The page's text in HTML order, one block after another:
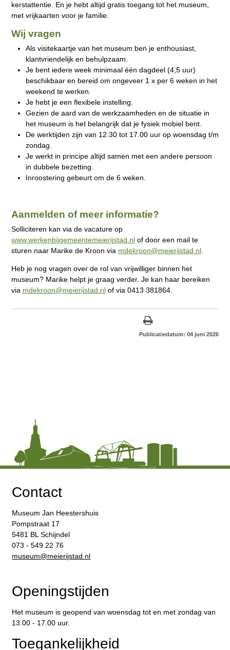
kerstattentie. En je hebt altijd gratis toegang tot het museum,
met vrijkaarten voor je familie.
Wij vragen
Als visitekaartje van het museum ben je enthousiast,
klantvriendelijk en behulpzaam.
Je bent iedere week minimaal één dagdeel (4,5 uur)
beschikbaar en bereid om ongeveer 1 x per 6 weken in het
weekend te werken.
Je hebt je een flexibele instelling.
Gezien de aard van de werkzaamheden en de situatie in
het museum is het belangrijk dat je fysiek mobiel bent.
De werktijden zijn van 12.30 tot 17.00 uur op woensdag t/m
zondag.
Je werkt in principe altijd samen met een andere persoon
in dubbele bezetting.
Inroostering gebeurt om de 6 weken.
Aanmelden of meer informatie?
Solliciteren kan via de vacature op
www.werkenbijgemeentemeierijstad.nlof door een mail te
sturen naar Marike de Kroon via mdekroon@meierijstad.nl.
Heb je nog vragen over de rol van vrijwilliger binnen het
museum? Marike helpt je graag verder. Je kan haar bereiken
via mdekroon@meierijstad.nlof via 0413 381864.
Publicatiedatum: 04 juni 2026
Contact
Museum Jan Heestershuis
Pompstraat 17
5481 BL Schijndel
073 - 549 22 76
​museum@meierijstad.nl
Openingstijden
Het museum is geopend van woensdag tot en met zondag van
13.00 - 17.00 uur.
Toegankelijkheid